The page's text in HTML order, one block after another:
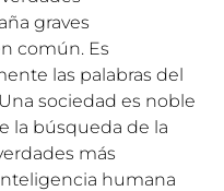
graves
común. Es
las palabras del
sociedad es noble
la búsqueda de la
más
humana